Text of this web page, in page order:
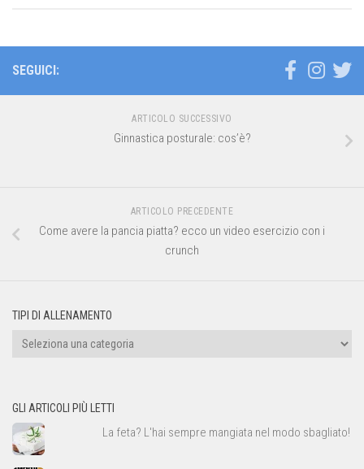
SEGUICI:
ARTICOLO SUCCESSIVO
Ginnastica posturale: cos’è?
ARTICOLO PRECEDENTE
Come avere la pancia piatta? ecco un video esercizio con i
crunch
TIPI DI ALLENAMENTO
Tipi
GLI ARTICOLI PIÙ LETTI
La feta? L'hai sempre mangiata nel modo sbagliato!